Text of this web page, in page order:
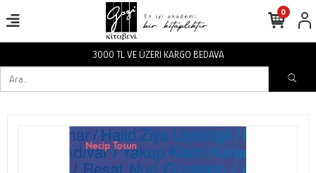
3000 TL VE ÜZERİ KARGO BEDAVA
0